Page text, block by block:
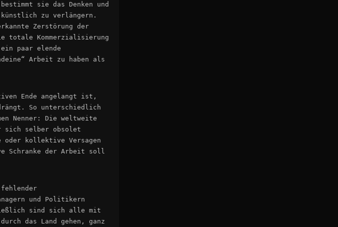
sie das Denken und
künstlich zu verlängern.
Zerstörung der
totale Kommerzialisierung
paar elende
Arbeit zu haben als
Ende angelangt ist,
So unterschiedlich
Nenner: Die weltweite
sich selber obsolet
oder kollektive Versagen
Schranke der Arbeit soll
und Politikern
sind sich alle mit
das Land gehen, ganz